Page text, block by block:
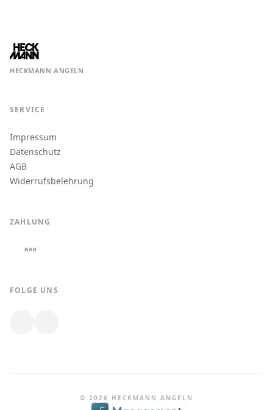
HECKMANN ANGELN
SERVICE
Impressum
Datenschutz
AGB
Widerrufsbelehrung
ZAHLUNG
BAR
FOLGE UNS
© 2026 HECKMANN ANGELN